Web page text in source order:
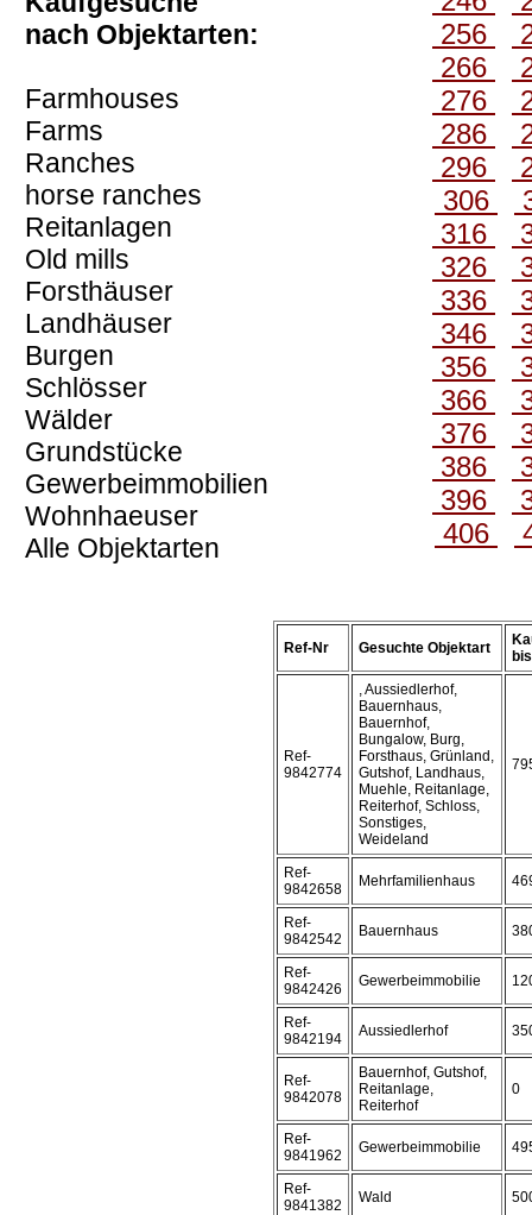
nach Objektarten:
Farmhouses
Farms
Ranches
horse ranches
Reitanlagen
Old mills
Forsthäuser
Landhäuser
Burgen
Schlösser
Wälder
Grundstücke
Gewerbeimmobilien
Wohnhaeuser
Alle Objektarten
256
266
276
286
296
306
316
326
336
346
356
366
376
386
396
406
Ref-Nr Gesuchte Objektart
Ref-
9842774
, Aussiedlerhof,
Bauernhaus,
Bauernhof,
Bungalow, Burg,
Forsthaus, Grünland,
Gutshof, Landhaus,
Muehle, Reitanlage,
Reiterhof, Schloss,
Sonstiges,
Weideland
Ref-
9842658
Mehrfamilienhaus
Ref-
9842542
Bauernhaus
Ref-
9842426
Gewerbeimmobilie
Ref-
9842194
Aussiedlerhof
Ref-
9842078
Bauernhof, Gutshof,
Reitanlage,
Reiterhof
0
Ref-
9841962
Gewerbeimmobilie
Ref-
9841382
Wald